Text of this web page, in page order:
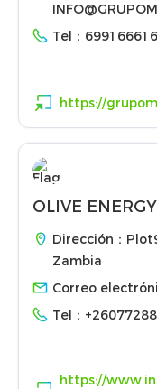
Tel： 699166616
https://
OLIVE
Dirección：
Zambia
Correo
Tel：
https://